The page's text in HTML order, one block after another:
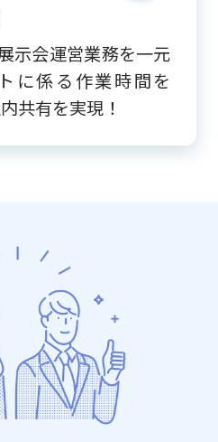
示会運営業務を一元
に係る作業時間を
共有を実現！